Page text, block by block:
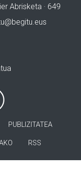
Abrisketa · 649
PUBLIZITATEA
RSS